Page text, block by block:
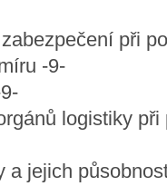
při
-9-
logistiky
a jejich